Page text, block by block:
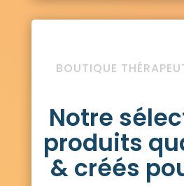
BOUTIQUE
Notre
produits
& créés